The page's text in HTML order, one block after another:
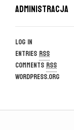
Administracja
Log in
EntriesRSS
CommentsRSS
WordPress.org